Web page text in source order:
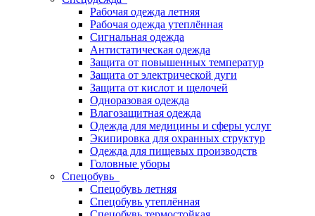
Рабочая одежда летняя
Рабочая одежда утеплённая
Сигнальная одежда
Антистатическая одежда
Защита от повышенных температур
Защита от электрической дуги
Защита от кислот и щелочей
Одноразовая одежда
Влагозащитная одежда
Одежда для медицины и сферы услуг
Экипировка для охранных структур
Одежда для пищевых производств
Головные уборы
Спецобувь
Спецобувь летняя
Спецобувь утеплённая